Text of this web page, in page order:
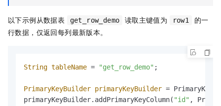
以下示例从数据表 get_row_demo 读取主键值为 row1
的一
行数据，仅返回每列最新版本。
String tableName = "get_row_demo" ;
PrimaryKeyBuilder primaryKeyBuilder =
primaryKeyBuilder.addPrimaryKeyColumn( "id" ,